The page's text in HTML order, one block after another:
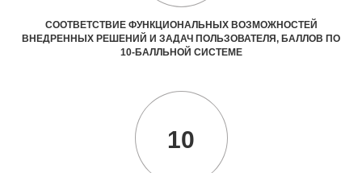
СООТВЕТСТВИЕ ФУНКЦИОНАЛЬНЫХ ВОЗМОЖНОСТЕЙ
ВНЕДРЕННЫХ РЕШЕНИЙ И ЗАДАЧ ПОЛЬЗОВАТЕЛЯ, БАЛЛОВ ПО
10-БАЛЛЬНОЙ СИСТЕМЕ
10